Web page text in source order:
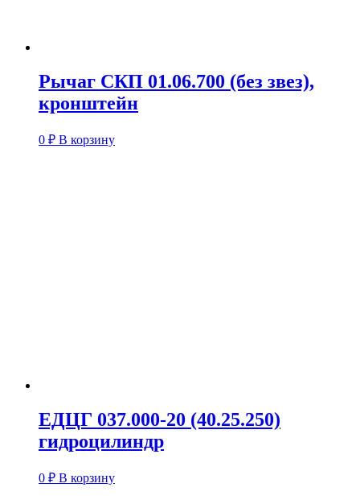
Рычаг СКП 01.06.700 (без звез),
кронштейн
0 ₽ В корзину
ЕДЦГ 037.000-20 (40.25.250)
гидроцилиндр
0 ₽ В корзину